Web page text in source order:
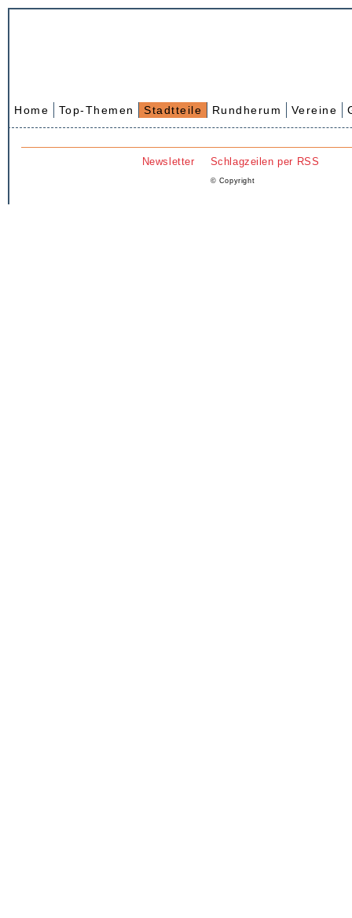
Home Top-Themen Stadtteile Rundherum Vereine
Newsletter Schlagzeilen per RSS
© Copyright